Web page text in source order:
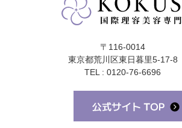
〒116-0014
東京都荒川区東日暮里5-17-8
TEL : 0120-76-6696